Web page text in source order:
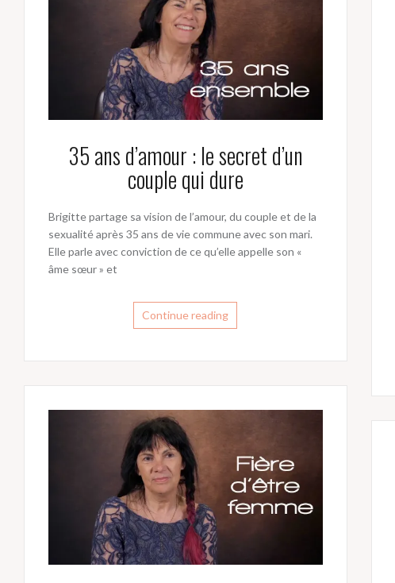
35 ans d’amour : le secret d’un
couple qui dure
Brigitte partage sa vision de l’amour, du couple et de la
sexualité après 35 ans de vie commune avec son mari.
Elle parle avec conviction de ce qu’elle appelle son «
âme sœur » et
Continue reading